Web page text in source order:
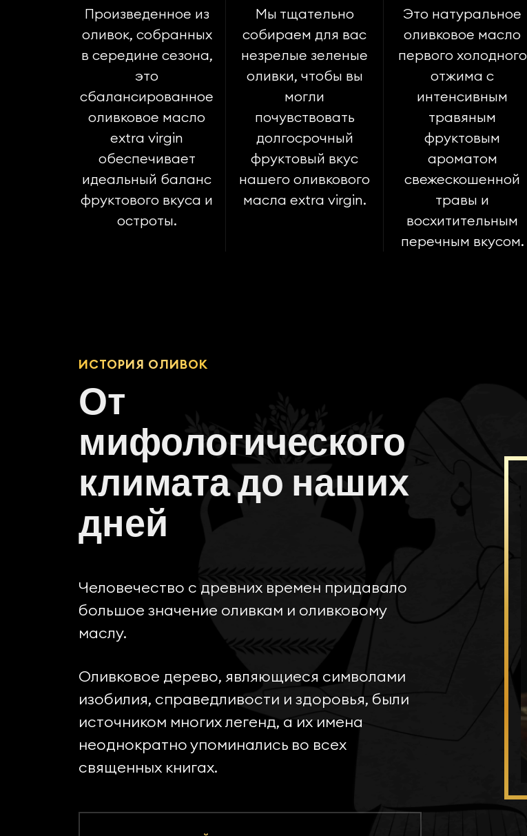
Произведенное из
оливок, собранных
в середине сезона,
это
сбалансированное
оливковое масло
extra virgin
обеспечивает
идеальный баланс
фруктового вкуса и
остроты.
Мы тщательно
собираем для вас
незрелые зеленые
оливки, чтобы вы
могли
почувствовать
долгосрочный
фруктовый вкус
нашего оливкового
масла extra virgin.
Это натуральное
оливковое масло
первого холодного
отжима с
интенсивным
травяным
фруктовым
ароматом
свежескошенной
травы и
восхитительным
перечным вкусом.
ИСТОРИЯ ОЛИВОК
От
мифологического
климата до наших
дней
Человечество с древних времен придавало
большое значение оливкам и оливковому
маслу.
Оливковое дерево, являющиеся символами
изобилия, справедливости и здоровья, были
источником многих легенд, а их имена
неоднократно упоминались во всех
священных книгах.